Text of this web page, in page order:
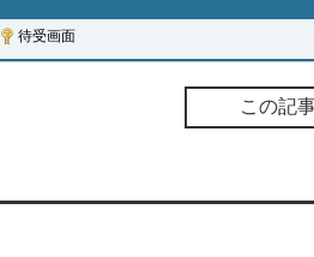
待受画面
この記